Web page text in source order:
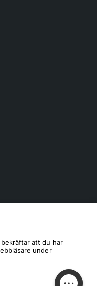
att du har
under